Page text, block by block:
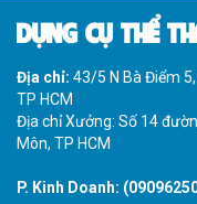
DỤNG CỤ THỂ
Địa chỉ: 43/5 N Bà Điểm
TP HCM
Địa chỉ Xưởng: Số 14
Môn, TP HCM
P. Kinh Doanh: